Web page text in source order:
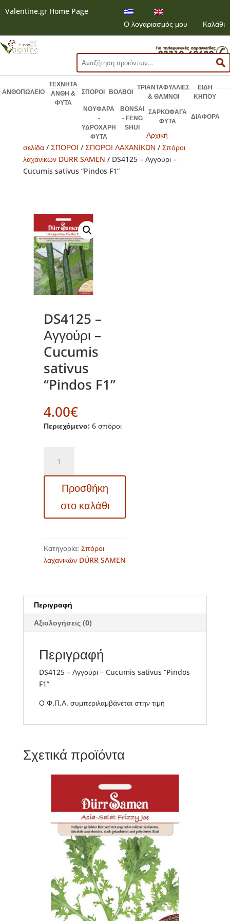
Valentine.gr Home Page
Ο λογαριασμός μου
Καλάθι
Αναζήτηση
για:
ΑΝΘΟΠΩΛΕΙΟ
ΤΕΧΝΗΤΑ
ΑΝΘΗ &
ΦΥΤΑ
ΣΠΟΡΟΙ ΒΟΛΒΟΙ
ΤΡΙΑΝΤΑΦΥΛΛΙΕΣ
& ΘΑΜΝΟΙ
ΕΙΔΗ
ΚΗΠΟΥ
ΝΟΥΦΑΡΑ
-
ΥΔΡΟΧΑΡΗ
ΦΥΤΑ
BONSAI
- FENG
SHUI
ΣΑΡΚΟΦΑΓΑ
ΦΥΤΑ
ΔΙΑΦΟΡΑ
Αρχική
σελίδα/ ΣΠΟΡΟΙ / ΣΠΟΡΟΙ ΛΑΧΑΝΙΚΩΝ / Σπόροι
λαχανικών DÜRR SAMEN / DS4125 – Αγγούρι –
Cucumis sativus “Pindos F1”
DS4125 –
Αγγούρι –
Cucumis
sativus
“Pindos F1”
4.00€
Περιεχόμενο: 6 σπόροι
Αγγούρι
sativus
ποσότητα
Προσθήκη
στο καλάθι
Κατηγορία: Σπόροι
λαχανικών DÜRR SAMEN
Περιγραφή
Αξιολογήσεις (0)
Περιγραφή
DS4125 – Αγγούρι – Cucumis sativus “Pindos
F1”
Ο Φ.Π.Α. συμπεριλαμβάνεται στην τιμή
Σχετικά προϊόντα